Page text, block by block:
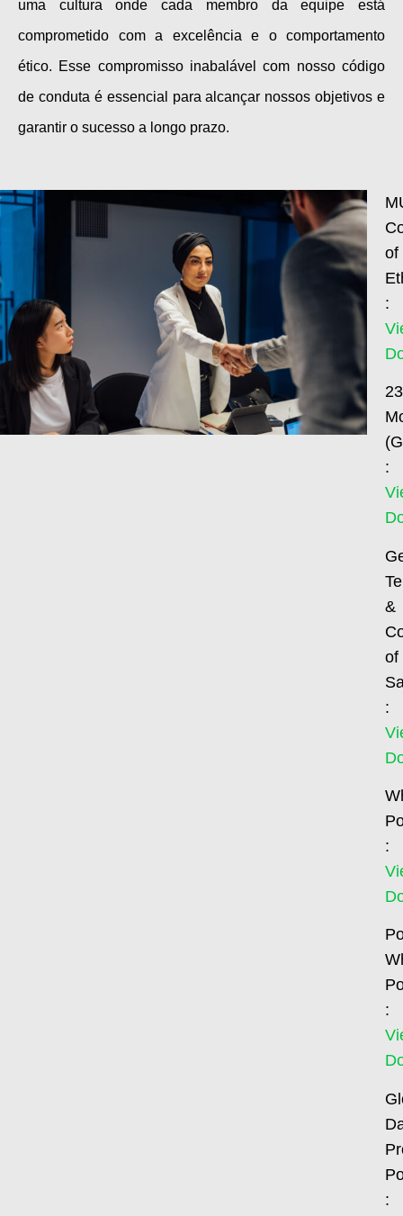
uma cultura onde cada membro da equipe está
comprometido com a excelência e o comportamento
ético. Esse compromisso inabalável com nosso código
de conduta é essencial para alcançar nossos objetivos e
garantir o sucesso a longo prazo.
of
:
:
&
of
:
:
:
: